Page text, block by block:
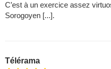
C’est à un exercice assez
Sorogoyen [...].
Télérama